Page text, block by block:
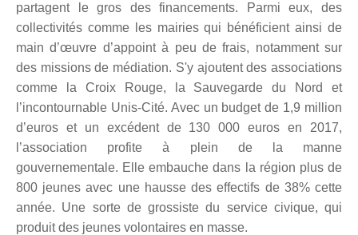
partagent le gros des financements. Parmi eux, des
collectivités comme les mairies qui bénéficient ainsi de
main d’œuvre d’appoint à peu de frais, notamment sur
des missions de médiation. S'y ajoutent des associations
comme la Croix Rouge, la Sauvegarde du Nord et
l’incontournable Unis-Cité. Avec un budget de 1,9 million
d’euros et un excédent de 130 000 euros en 2017,
l’association profite à plein de la manne
gouvernementale. Elle embauche dans la région plus de
800 jeunes avec une hausse des effectifs de 38% cette
année. Une sorte de grossiste du service civique, qui
produit des jeunes volontaires en masse.